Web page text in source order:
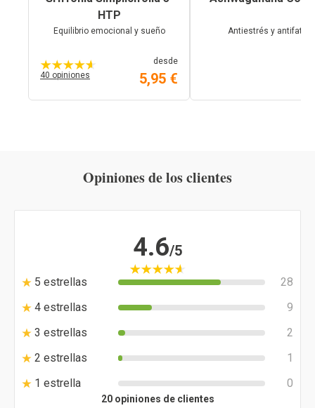
HTP
Equilibrio emocional y sueño
40 opiniones
desde
5,95 €
Antiestrés y antifatiga
Opiniones de los clientes
4.6/5
5 estrellas
28
4 estrellas
9
3 estrellas
2
2 estrellas
1
1 estrella
0
20 opiniones de clientes